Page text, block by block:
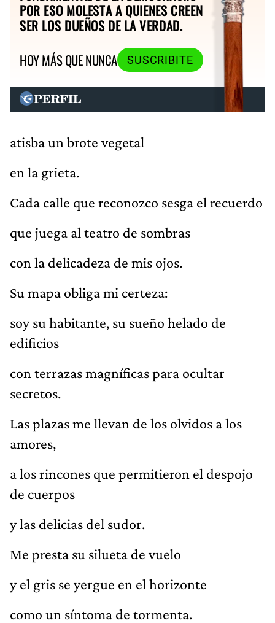
POR ESO MOLESTA A QUIENES CREEN
SER LOS DUEÑOS DE LA VERDAD.
HOY MÁS QUE NUNCA
SUSCRIBITE
atisba un brote vegetal
en la grieta.
Cada calle que reconozco sesga el recuerdo
que juega al teatro de sombras
con la delicadeza de mis ojos.
Su mapa obliga mi certeza:
soy su habitante, su sueño helado de
edificios
con terrazas magníficas para ocultar
secretos.
Las plazas me llevan de los olvidos a los
amores,
a los rincones que permitieron el despojo
de cuerpos
y las delicias del sudor.
Me presta su silueta de vuelo
y el gris se yergue en el horizonte
como un síntoma de tormenta.